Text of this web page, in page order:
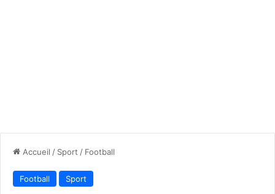
Accueil / Sport / Football
Football Sport